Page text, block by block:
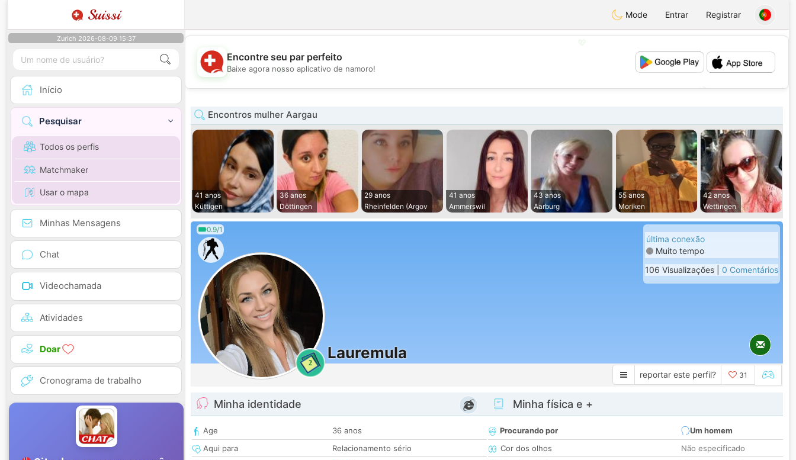
Suissi Mode Entrar Registrar
Zurich 2026-08-09 15:37
Início
Pesquisar
Todos os perfis
Matchmaker
Usar o mapa
Minhas Mensagens
Chat
Videochamada
Atividades
Doar
Cronograma de trabalho
💕
Encontre seu par perfeito
Baixe agora nosso aplicativo de namoro!
Encontros mulher Aargau
41 anos
Küttigen
36 anos
Döttingen
29 anos
Rheinfelden (Argov
41 anos
Ammerswil
43 anos
Aarburg
55 anos
Moriken
42 anos
Wettingen
0.9/1
2
Lauremula
última conexão
Muito tempo
106 Visualizações | 0 Comentários
reportar este perfil? 31
Minha identidade
Age
36 anos
Aqui para
Relacionamento sério
Minha física e +
Procurando por
Um homem
Cor dos olhos
Não especificado